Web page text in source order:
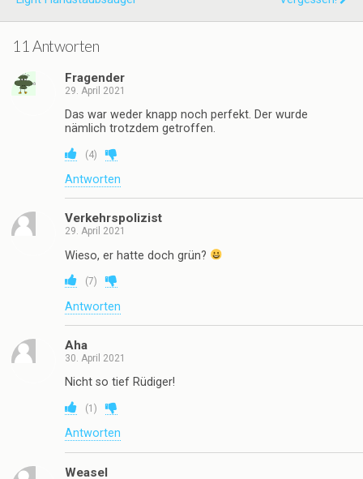
11 Antworten
Fragender
29. April 2021
Das war weder knapp noch perfekt. Der wurde
nämlich trotzdem getroffen.
(4)
Antworten
Verkehrspolizist
29. April 2021
Wieso, er hatte doch grün?
(7)
Antworten
Aha
30. April 2021
Nicht so tief Rüdiger!
(1 )
Antworten
Weasel